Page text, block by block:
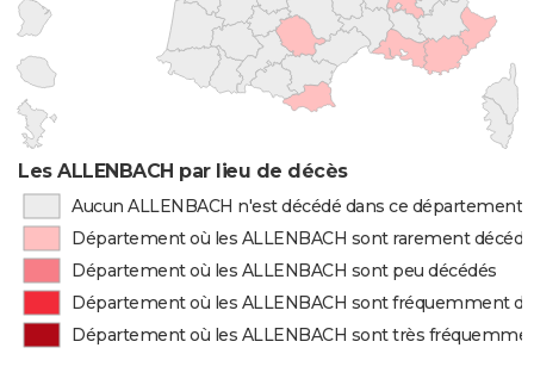
Les ALLENBACH par lieu de décès
Aucun ALLENBACH n'est décédé dans ce département
Département où les ALLENBACH sont rarement
Département où les ALLENBACH sont peu décédés
Département où les ALLENBACH sont fréquemment
Département où les ALLENBACH sont très